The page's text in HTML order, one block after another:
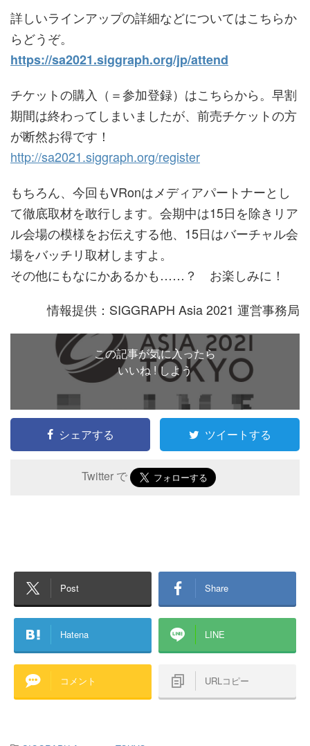
詳しいラインアップの詳細などについてはこちらか
らどうぞ。
https://sa2021.siggraph.org/jp/attend
チケットの購入（＝参加登録）はこちらから。早割
期間は終わってしまいましたが、前売チケットの方
が断然お得です！
http://sa2021.siggraph.org/register
もちろん、今回もVRonはメディアパートナーとし
て徹底取材を敢行します。会期中は15日を除きリア
ル会場の模様をお伝えする他、15日はバーチャル会
場をバッチリ取材しますよ。
その他にもなにかあるかも……？ お楽しみに！
情報提供：SIGGRAPH Asia 2021 運営事務局
この記事が気に入ったら
いいね ! しよう
シェアする ツイートする
Twitter で
Post Share
Hatena LINE
コメント URLコピー